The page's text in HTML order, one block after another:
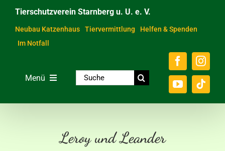
Inhalt
springen
Tierschutzverein Starnberg u. U. e. V.
Neubau Katzenhaus Tiervermittlung
Helfen & Spenden
Im Notfall
Menü
Über das Tierheim
Suche
nach:
Leroy und Leander